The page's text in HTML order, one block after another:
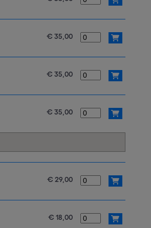
€ 35,00
€ 35,00
€ 35,00
€ 29,00
€ 18,00